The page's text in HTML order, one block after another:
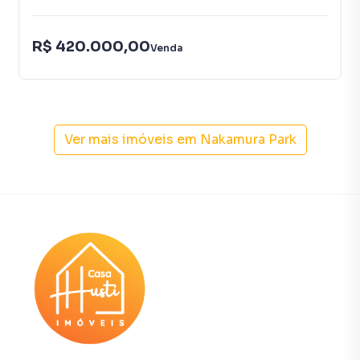
✔ Mercados e supermercados
✔ Farmácias
✔ Escolas
✔ Restaurantes
Uma localização que une tranquilidade e praticidade no dia
✨ Uma excelente opção para quem procura casa
confortável para alugar em Cotia com espaço externo e
ótima localização.
📞 Agende sua visita com o corretor Marcos no whats app
R$ 420.000,00Venda
Ver mais imóveis em Nakamura Park